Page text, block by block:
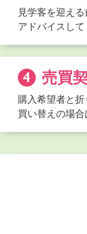
見学客を迎え
アドバイスし
売買
購入希望者と
買い替えの場